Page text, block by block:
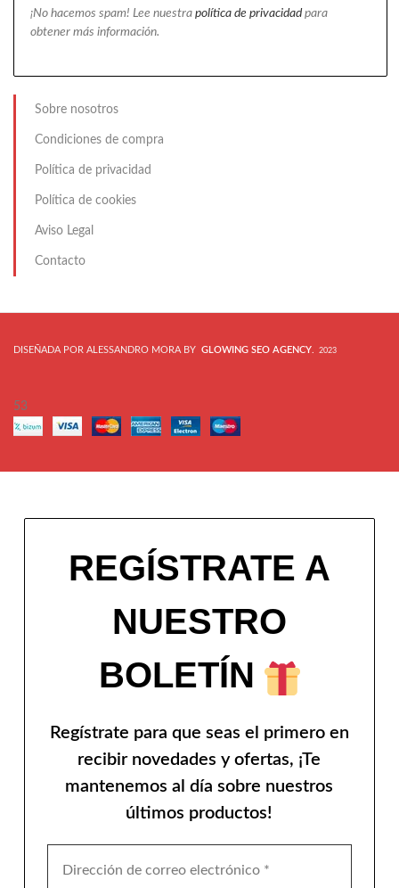
¡No hacemos spam! Lee nuestra política de privacidadpara
obtener más información.
Sobre nosotros
Condiciones de compra
Política de privacidad
Política de cookies
Aviso Legal
Contacto
DISEÑADA POR ALESSANDRO MORA BY GLOWING SEO AGENCY 2023
53
REGÍSTRATE A
NUESTRO
BOLETÍN
Regístrate para que seas el primero en
recibir novedades y ofertas, ¡Te
mantenemos al día sobre nuestros
últimos productos!